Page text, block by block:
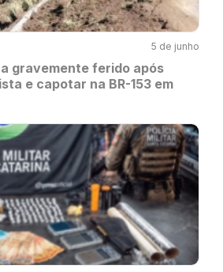
5 de junho
gravemente ferido após
e capotar na BR-153 em